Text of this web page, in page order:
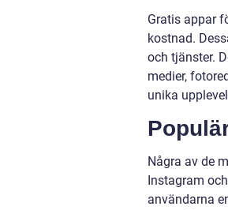
Gratis appar
kostnad.
och tjänster.
medier,
unika
Några av de
Instagram
användarna